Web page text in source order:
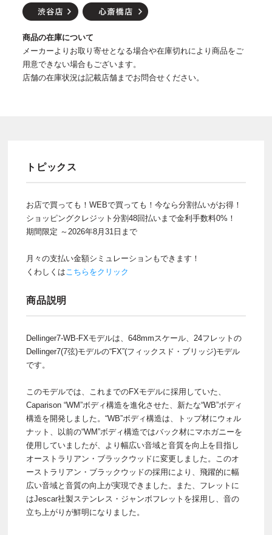
商品の在庫について
メーカーよりお取り寄せとなる場合や在庫切れにより商品をご
用意できない場合もございます。
店舗の在庫状況は記載店舗までお問合せください。
トピックス
お店で買っても！WEBで買っても！今なら分割払いがお得！
ショッピングクレジット分割48回払いまで金利手数料0%！
期間限定 ～2026年8月31日まで
月々の支払い金額シミュレーションもできます！
くわしくはこちらをクリック
商品説明
Dellinger7-WB-FXモデルは、648mmスケール、24フレットの
Dellinger7(7弦)モデルの“FX”(フィックスド・ブリッジ)モデル
です。
このモデルでは、これまでのFXモデルに採用していた、
Caparison “WM”ボディ構造を進化させた、新たな“WB”ボディ
構造を開発しました。“WB”ボディ構造は、トップ材にウォル
ナット、以前の“WM”ボディ構造ではバック材にマホガニーを
使用していましたが、より幅広い音域と音質を向上を目指し
オーストラリアン・ブラックウッドに変更しました。このオ
ーストラリアン・ブラックウッドの採用により、飛躍的に幅
広い音域と音質の向上が実現できました。また、フレットに
はJescar社製ステンレス・ジャンボフレットを採用し、音の
立ち上がりが鮮明になりました。